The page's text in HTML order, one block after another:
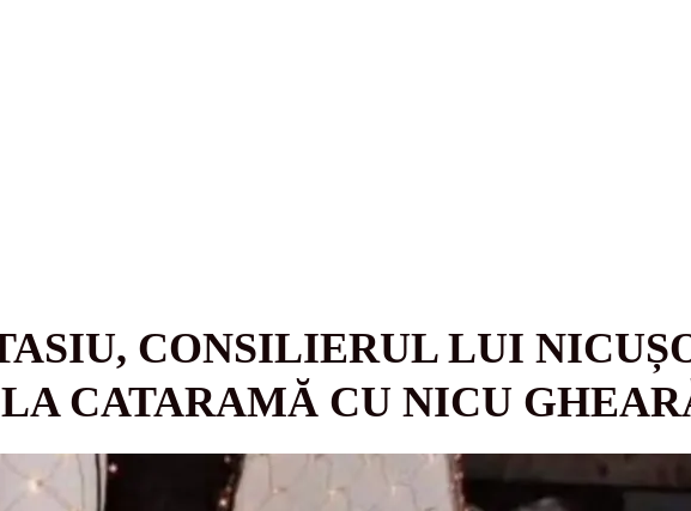
CONSILIERUL LUI
CATARAMĂ CU NICU